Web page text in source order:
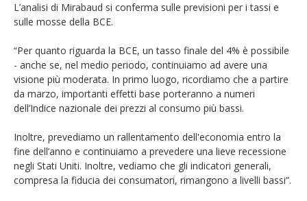
L’analisi di Mirabaud si conferma sulle previsioni per i tassi e
sulle mosse della BCE.
“Per quanto riguarda la BCE, un tasso finale del 4% è possibile
- anche se, nel medio periodo, continuiamo ad avere una
visione più moderata. In primo luogo, ricordiamo che a partire
da marzo, importanti effetti base porteranno a numeri
dell’Indice nazionale dei prezzi al consumo più bassi.
Inoltre, prevediamo un rallentamento dell'economia entro la
fine dell’anno e continuiamo a prevedere una lieve recessione
negli Stati Uniti. Inoltre, vediamo che gli indicatori generali,
compresa la fiducia dei consumatori, rimangono a livelli bassi”.